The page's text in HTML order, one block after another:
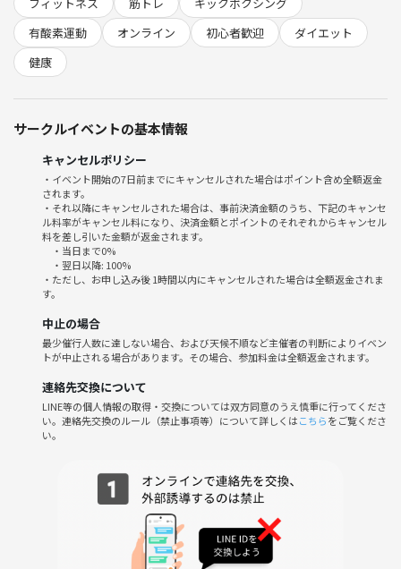
有酸素運動
オンライン 初心者歓迎
ダイエット
健康
サークルイベントの基本情報
キャンセルポリシー
・イベント開始の7日前までにキャンセルされた場合はポイント含め全額返金
されます。
・それ以降にキャンセルされた場合は、事前決済金額のうち、下記のキャンセ
ル料率がキャンセル料になり、決済金額とポイントのそれぞれからキャンセル
料を差し引いた金額が返金されます。
・当日まで0%
・翌日以降: 100%
・ただし、お申し込み後 1時間以内にキャンセルされた場合は全額返金されま
す。
中止の場合
最少催行人数に達しない場合、および天候不順など主催者の判断によりイベン
トが中止される場合があります。その場合、参加料金は全額返金されます。
連絡先交換について
LINE等の個人情報の取得・交換については双方同意のうえ慎重に行ってくださ
い。連絡先交換のルール（禁止事項等）について詳しくはこちらをご覧くださ
い。